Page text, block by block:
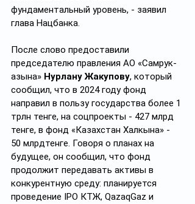
фундаментальный уровень, - заявил
глава Нацбанка.
После слово предоставили
председателю правления АО «Самрук-
Қазына» Нурлану Жакупову, который
сообщил, что в 2024 году фонд
направил в пользу государства более 1
трлн тенге, на соцпроекты - 427 млрд
тенге, в фонд «Казахстан Халкына» -
50 млрдтенге. Говоря о планах на
будущее, он сообщил, что фонд
продолжит передавать активы в
конкурентную среду: планируется
проведение IPO КТЖ, QazaqGaz и